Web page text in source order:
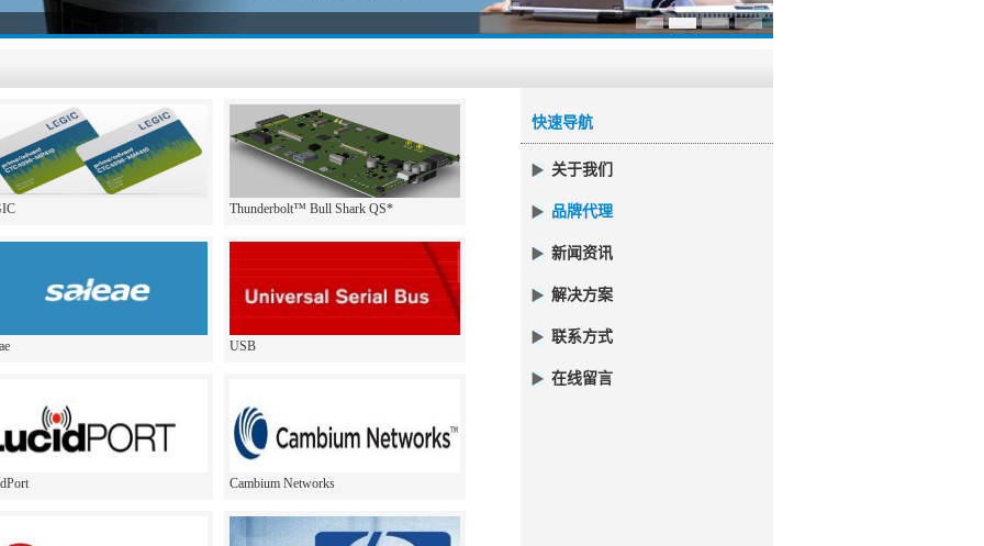
Thunderbolt™ Bull Shark QS*
USB
Cambium Networks
快速导航
关于我们
品牌代理
新闻资讯
解决方案
联系方式
在线留言